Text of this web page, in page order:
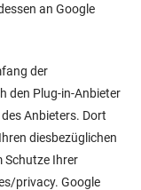
an Google
der
den Plug-in-Anbieter
Anbieters. Dort
diesbezüglichen
Schutze Ihrer
privacy. Google